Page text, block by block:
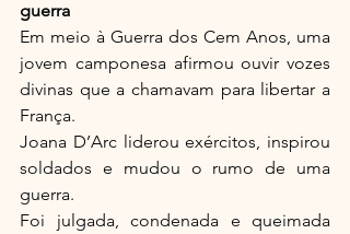
guerra
Em meio à Guerra dos Cem Anos, uma
jovem camponesa afirmou ouvir vozes
divinas que a chamavam para libertar a
França.
Joana D’Arc liderou exércitos, inspirou
soldados e mudou o rumo de uma
guerra.
Foi julgada, condenada e queimada